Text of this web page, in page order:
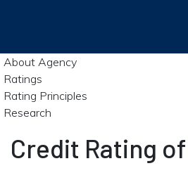
About Agency
Ratings
Rating Principles
Research
Credit Rating of